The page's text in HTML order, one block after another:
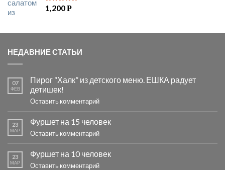
5 из 5
1,200Р
НЕДАВНИЕ СТАТЬИ
07
ФЕВ
Пирог “Халк” из детского меню. ЕШКА радует
детишек!
Оставить комментарий
23
МАР
Фуршет на 15 человек
Оставить комментарий
23
МАР
Фуршет на 10 человек
Оставить комментарий